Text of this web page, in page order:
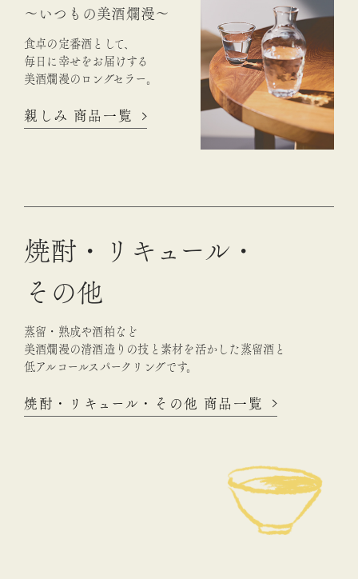
～いつもの美酒爛漫～
食卓の定番酒として、
毎日に幸せをお届けする
美酒爛漫のロングセラー。
親しみ 商品一覧
焼酎・リキュール・
その他
蒸留・熟成や酒粕など
美酒爛漫の清酒造りの技と素材を活かした蒸留酒と
低アルコールスパークリングです。
焼酎・リキュール・その他 商品一覧